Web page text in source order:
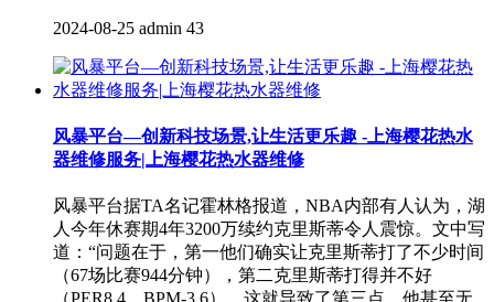
2024-08-25 admin 43
风暴平台—创新科技场景,让生活更乐趣 -上海樱花热水
器维修服务|上海樱花热水器维修
风暴平台据TA名记霍林格报道，NBA内部有人认为，湖
人今年休赛期4年3200万续约克里斯蒂令人震惊。文中写
道：“问题在于，第一他们确实让克里斯蒂打了不少时间
（67场比赛944分钟），第二克里斯蒂打得并不好